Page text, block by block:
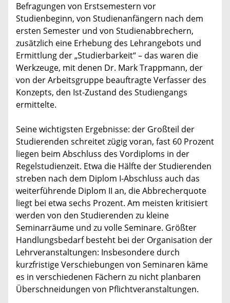
Befragungen von Erstsemestern vor
Studienbeginn, von Studienanfängern nach dem
ersten Semester und von Studienabbrechern,
zusätzlich eine Erhebung des Lehrangebots und
Ermittlung der „Studierbarkeit“ – das waren die
Werkzeuge, mit denen Dr. Mark Trappmann, der
von der Arbeitsgruppe beauftragte Verfasser des
Konzepts, den Ist-Zustand des Studiengangs
ermittelte.
Seine wichtigsten Ergebnisse: der Großteil der
Studierenden schreitet zügig voran, fast 60 Prozent
liegen beim Abschluss des Vordiploms in der
Regelstudienzeit. Etwa die Hälfte der Studierenden
streben nach dem Diplom I-Abschluss auch das
weiterführende Diplom II an, die Abbrecherquote
liegt bei etwa sechs Prozent. Am meisten kritisiert
werden von den Studierenden zu kleine
Seminarräume und zu volle Seminare. Größter
Handlungsbedarf besteht bei der Organisation der
Lehrveranstaltungen: Insbesondere durch
kurzfristige Verschiebungen von Seminaren käme
es in verschiedenen Fächern zu nicht planbaren
Überschneidungen von Pflichtveranstaltungen.